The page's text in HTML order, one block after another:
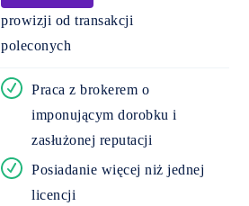
prowizji od transakcji
poleconych
Praca z brokerem o
imponującym dorobku i
zasłużonej reputacji
Posiadanie więcej niż jednej
licencji